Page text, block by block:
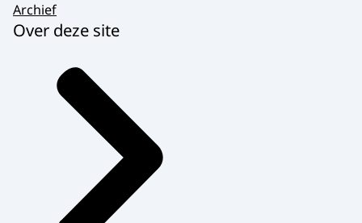
Archief
Over deze site